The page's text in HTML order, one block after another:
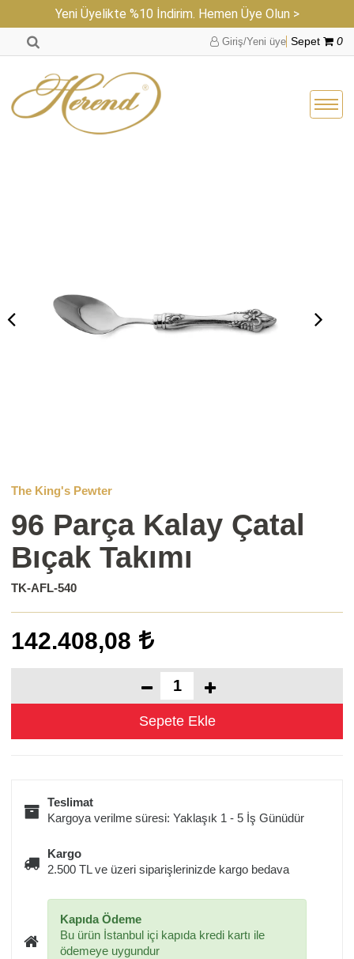
Yeni Üyelikte %10 İndirim. Hemen Üye Olun >
Giriş/Yeni üye Sepet 0
The King's Pewter
96 Parça Kalay Çatal
Bıçak Takımı
TK-AFL-540
142.408,08
Teslimat
Kargoya verilme süresi: Yaklaşık 1 - 5 İş Günüdür
Kargo
2.500 TL ve üzeri siparişlerinizde kargo bedava
Kapıda Ödeme
Bu ürün İstanbul içi kapıda kredi kartı ile
ödemeye uygundur